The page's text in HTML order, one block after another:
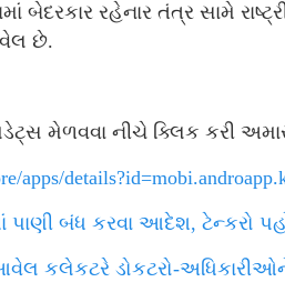
બેદરકાર રહેનાર તંત્ર સામે
છે.
મેળવવા નીચે ક્લિક કરી
apps/
બંધ કરવા આદેશ, ટેન્કરો
કલેકટરે ડોકટરો-